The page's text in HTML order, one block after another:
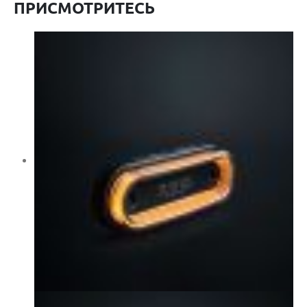
ПРИСМОТРИТЕСЬ